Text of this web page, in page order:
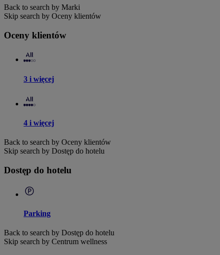
Back to search by Marki
Skip search by Oceny klientów
Oceny klientów
3 i więcej
4 i więcej
Back to search by Oceny klientów
Skip search by Dostęp do hotelu
Dostęp do hotelu
Parking
Back to search by Dostęp do hotelu
Skip search by Centrum wellness